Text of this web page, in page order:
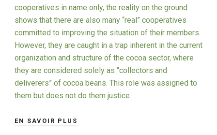
cooperatives in name only, the reality on the ground
shows that there are also many “real” cooperatives
committed to improving the situation of their members.
However, they are caught in a trap inherent in the current
organization and structure of the cocoa sector, where
they are considered solely as “collectors and
deliverers” of cocoa beans. This role was assigned to
them but does not do them justice.
EN SAVOIR PLUS